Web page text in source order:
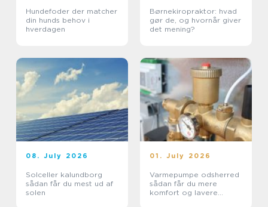
Hundefoder der matcher
din hunds behov i
hverdagen
Børnekiropraktor: hvad
gør de, og hvornår giver
det mening?
08. July 2026
Solceller kalundborg
sådan får du mest ud af
solen
01. July 2026
Varmepumpe odsherred
sådan får du mere
komfort og lavere